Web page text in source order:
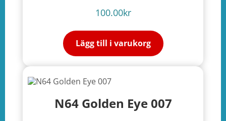
100.00kr
Lägg till i varukorg
N64 Golden Eye 007